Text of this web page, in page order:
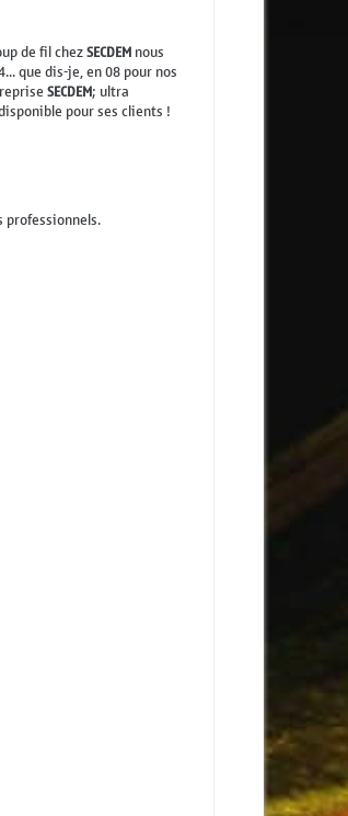
de fil chezSECDEMnous
que dis-je, en 08 pour nos
SECDEM; ultra
pour ses clients !
professionnels.